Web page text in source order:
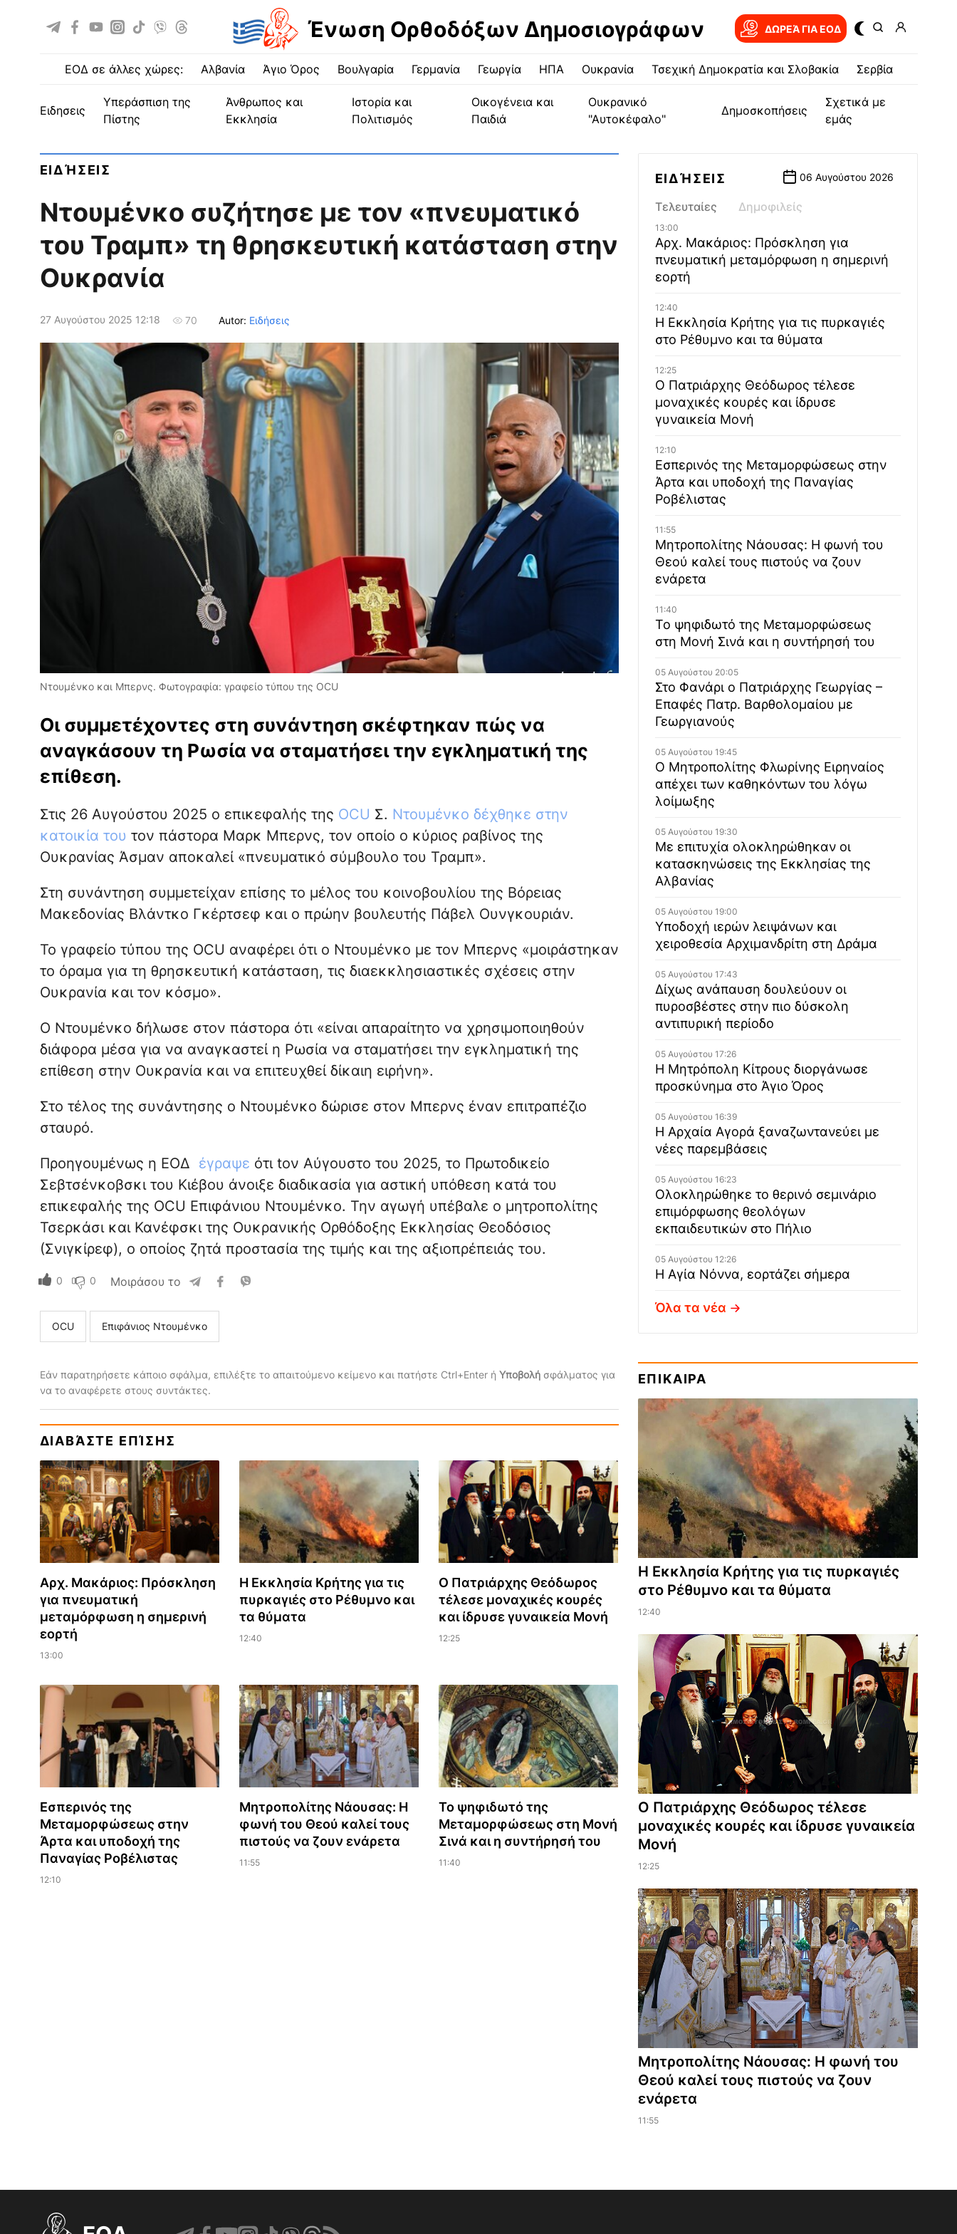
Ένωση Ορθοδόξων Δημοσιογράφων ΔΩΡΕΆ ΓΙΑ EOΔ
ΕΟΔ σε άλλες χώρες: Αλβανία Άγιο Όρος Βουλγαρία Γερμανία Γεωργία ΗΠΑ Ουκρανία Τσεχική Δημοκρατία και Σλοβακία Σερβία
ειδησεις
Υπεράσπιση της
Πίστης
Άνθρωπος και
Εκκλησία
Ιστορία και
Πολιτισμός
Οικογένεια και
Παιδιά
Ουκρανικό
"Αυτοκέφαλο"
Δημοσκοπήσεις
Σχετικά με
εμάς
ΕΙΔΉΣΕΙΣ
Ντουμένκο συζήτησε με τον «πνευματικό
του Τραμπ» τη θρησκευτική κατάσταση στην
Ουκρανία
27 Αυγούστου 2025 12:18 70 Autor: Ειδήσεις
Ντουμένκο και Μπερνς. Φωτογραφία: γραφείο τύπου της OCU
Οι συμμετέχοντες στη συνάντηση σκέφτηκαν πώς να
αναγκάσουν τη Ρωσία να σταματήσει την εγκληματική της
επίθεση.
Στις 26 Αυγούστου 2025 ο επικεφαλής της OCU Σ. Ντουμένκο δέχθηκε στην
κατοικία του τον πάστορα Μαρκ Μπερνς, τον οποίο ο κύριος ραβίνος της
Ουκρανίας Άσμαν αποκαλεί «πνευματικό σύμβουλο του Τραμπ».
Στη συνάντηση συμμετείχαν επίσης το μέλος του κοινοβουλίου της Βόρειας
Μακεδονίας Βλάντκο Γκέρτσεφ και ο πρώην βουλευτής Πάβελ Ουνγκουριάν.
Το γραφείο τύπου της OCU αναφέρει ότι ο Ντουμένκο με τον Μπερνς «μοιράστηκαν
το όραμα για τη θρησκευτική κατάσταση, τις διαεκκλησιαστικές σχέσεις στην
Ουκρανία και τον κόσμο».
Ο Ντουμένκο δήλωσε στον πάστορα ότι «είναι απαραίτητο να χρησιμοποιηθούν
διάφορα μέσα για να αναγκαστεί η Ρωσία να σταματήσει την εγκληματική της
επίθεση στην Ουκρανία και να επιτευχθεί δίκαιη ειρήνη».
Στο τέλος της συνάντησης ο Ντουμένκο δώρισε στον Μπερνς έναν επιτραπέζιο
σταυρό.
Προηγουμένως η ΕΟΔ έγραψε ότι tον Αύγουστο του 2025, το Πρωτοδικείο
Σεβτσένκοβσκι του Κιέβου άνοιξε διαδικασία για αστική υπόθεση κατά του
επικεφαλής της OCU Επιφάνιου Ντουμένκο. Την αγωγή υπέβαλε ο μητροπολίτης
Τσερκάσι και Κανέφσκι της Ουκρανικής Ορθόδοξης Εκκλησίας Θεοδόσιος
(Σνιγκίρεφ), ο οποίος ζητά προστασία της τιμής και της αξιοπρέπειάς του.
0 0 Μοιράσου το
OCU Επιφάνιος Ντουμένκο
Εάν παρατηρήσετε κάποιο σφάλμα, επιλέξτε το απαιτούμενο κείμενο και πατήστε Ctrl+Enter ή Υποβολήσφάλματος για
να το αναφέρετε στους συντάκτες.
ΔΙΑΒΆΣΤΕ ΕΠΊΣΗΣ
Αρχ. Μακάριος: Πρόσκληση
για πνευματική
μεταμόρφωση η σημερινή
εορτή
13:00
Η Εκκλησία Κρήτης για τις
πυρκαγιές στο Ρέθυμνο και
τα θύματα
12:40
Ο Πατριάρχης Θεόδωρος
τέλεσε μοναχικές κουρές
και ίδρυσε γυναικεία Μονή
12:25
Εσπερινός της
Μεταμορφώσεως στην
Άρτα και υποδοχή της
Παναγίας Ροβέλιστας
12:10
Μητροπολίτης Νάουσας: Η
φωνή του Θεού καλεί τους
πιστούς να ζουν ενάρετα
11:55
Το ψηφιδωτό της
Μεταμορφώσεως στη Μονή
Σινά και η συντήρησή του
11:40
ΕΙΔΉΣΕΙΣ 06 Αυγούστου 2026
Τελευταίες Δημοφιλείς
13:00
Αρχ. Μακάριος: Πρόσκληση για
πνευματική μεταμόρφωση η σημερινή
εορτή
12:40
Η Εκκλησία Κρήτης για τις πυρκαγιές
στο Ρέθυμνο και τα θύματα
12:25
Ο Πατριάρχης Θεόδωρος τέλεσε
μοναχικές κουρές και ίδρυσε
γυναικεία Μονή
12:10
Εσπερινός της Μεταμορφώσεως στην
Άρτα και υποδοχή της Παναγίας
Ροβέλιστας
11:55
Μητροπολίτης Νάουσας: Η φωνή του
Θεού καλεί τους πιστούς να ζουν
ενάρετα
11:40
Το ψηφιδωτό της Μεταμορφώσεως
στη Μονή Σινά και η συντήρησή του
05 Αυγούστου 20:05
Στο Φανάρι ο Πατριάρχης Γεωργίας –
Επαφές Πατρ. Βαρθολομαίου με
Γεωργιανούς
05 Αυγούστου 19:45
Ο Μητροπολίτης Φλωρίνης Ειρηναίος
απέχει των καθηκόντων του λόγω
λοίμωξης
05 Αυγούστου 19:30
Με επιτυχία ολοκληρώθηκαν οι
κατασκηνώσεις της Εκκλησίας της
Αλβανίας
05 Αυγούστου 19:00
Υποδοχή ιερών λειψάνων και
χειροθεσία Αρχιμανδρίτη στη Δράμα
05 Αυγούστου 17:43
Δίχως ανάπαυση δουλεύουν οι
πυροσβέστες στην πιο δύσκολη
αντιπυρική περίοδο
05 Αυγούστου 17:26
Η Μητρόπολη Κίτρους διοργάνωσε
προσκύνημα στο Άγιο Όρος
05 Αυγούστου 16:39
Η Αρχαία Αγορά ξαναζωντανεύει με
νέες παρεμβάσεις
05 Αυγούστου 16:23
Ολοκληρώθηκε το θερινό σεμινάριο
επιμόρφωσης θεολόγων
εκπαιδευτικών στο Πήλιο
05 Αυγούστου 12:26
Η Αγία Νόννα, εορτάζει σήμερα
Όλα τα νέα
ΕΠΙΚΑΙΡΑ
Η Εκκλησία Κρήτης για τις πυρκαγιές
στο Ρέθυμνο και τα θύματα
12:40
Ο Πατριάρχης Θεόδωρος τέλεσε
μοναχικές κουρές και ίδρυσε γυναικεία
Μονή
12:25
Μητροπολίτης Νάουσας: Η φωνή του
Θεού καλεί τους πιστούς να ζουν
ενάρετα
11:55